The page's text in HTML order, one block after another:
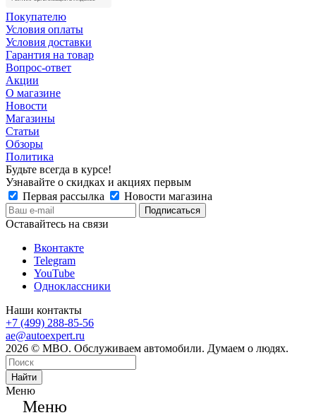
Покупателю
Условия оплаты
Условия доставки
Гарантия на товар
Вопрос-ответ
Акции
О магазине
Новости
Магазины
Статьи
Обзоры
Политика
Будьте всегда в курсе!
Узнавайте о скидках и акциях первым
Первая рассылка
Новости магазина
Оставайтесь на связи
Вконтакте
Telegram
YouTube
Одноклассники
Наши контакты
+7 (499) 288-85-56
ae@autoexpert.ru
2026 © МВО. Обслуживаем автомобили. Думаем о людях.
Найти
Меню
Меню